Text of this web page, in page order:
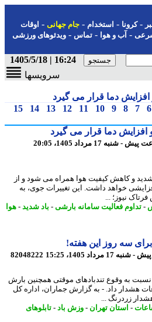
کرونا-استخدام- جام جهانی-اوقات
-آب و هوا-تماس-ویدئوهای ورزشی
16:24 | 1405/5/18
سرویسها
دما قرار می گیرد
7
8
9
10
11
12
13
14
15
دما قرار می گیرد
و کاهش کیفیت هوا همراه می شود و از
خواهد داشت. این تغییرات جوی، به
نیوز؛ ...
فعالیت سامانه بارشی -باد شدید-هوا
سه روز این هفته!
82048222
به وقوع تندبادهای موقتی همچنین بارش
داد. - به گزارش جماران، اداره کل
زردرنگ ...
-استان تهران- وزش باد- تابلوهای